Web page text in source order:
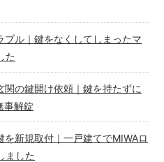
ブル｜鍵をなくしてしまったマ
た
関の鍵開け依頼｜鍵を持たずに
事解錠
を新規取付｜一戸建てでMIWAロ
ました